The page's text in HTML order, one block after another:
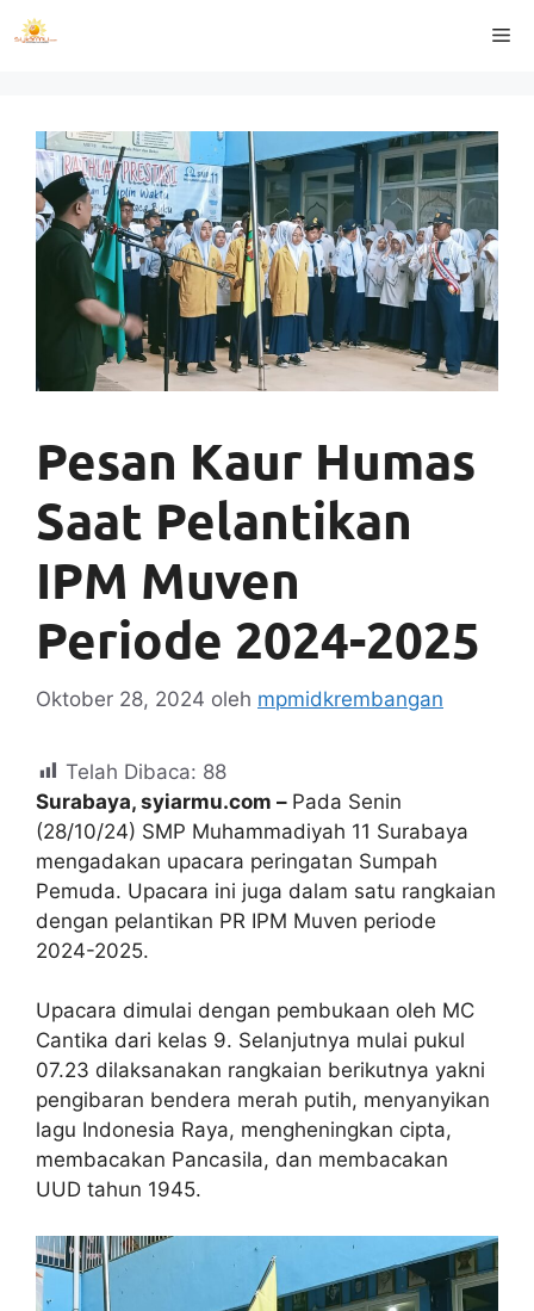
Langsung
ke
Pesan Kaur Humas
Saat Pelantikan
IPM Muven
Periode 2024-2025
Oktober 28, 2024 oleh mpmidkrembangan
Telah Dibaca: 88
Surabaya, syiarmu.com – Pada Senin
(28/10/24) SMP Muhammadiyah 11 Surabaya
mengadakan upacara peringatan Sumpah
Pemuda. Upacara ini juga dalam satu rangkaian
dengan pelantikan PR IPM Muven periode
2024-2025.
Upacara dimulai dengan pembukaan oleh MC
Cantika dari kelas 9. Selanjutnya mulai pukul
07.23 dilaksanakan rangkaian berikutnya yakni
pengibaran bendera merah putih, menyanyikan
lagu Indonesia Raya, mengheningkan cipta,
membacakan Pancasila, dan membacakan
UUD tahun 1945.